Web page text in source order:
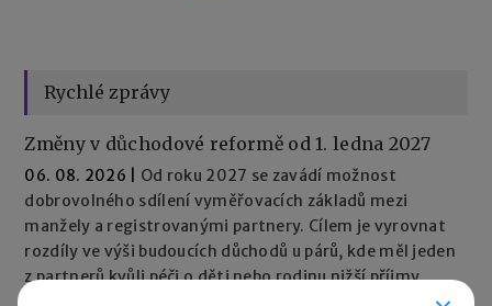
Rychlé zprávy
Změny v důchodové reformě od 1. ledna 2027
06. 08. 2026
Od roku 2027 se zavádí možnost
dobrovolného sdílení vyměřovacích základů mezi
manžely a registrovanými partnery. Cílem je vyrovnat
rozdíly ve výši budoucích důchodů u párů, kde měl jeden
z partnerů kvůli péči o děti nebo rodinu nižší příjmy.
Sdílet bude možné příjmy za celé roky trvání manželství